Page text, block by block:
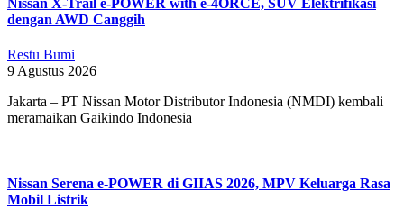
dengan AWD Canggih
Restu Bumi
9 Agustus 2026
Jakarta – PT Nissan Motor Distributor Indonesia (NMDI) kembali
meramaikan Gaikindo Indonesia
Nissan Serena e-POWER di GIIAS 2026, MPV Keluarga Rasa
Mobil Listrik